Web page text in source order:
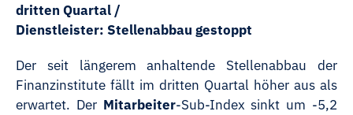
dritten Quartal /
Dienstleister: Stellenabbau gestoppt
Der seit längerem anhaltende Stellenabbau der
Finanzinstitute fällt im dritten Quartal höher aus als
erwartet. Der Mitarbeiter-Sub-Index sinkt um -5,2